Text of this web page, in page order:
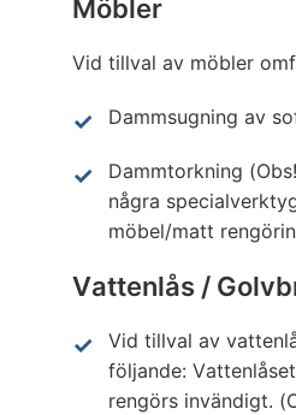
Möbler
Vid tillval av möbler
Dammsugning av
Dammtorkning
några
möbel/matt
Vattenlås /
Vid tillval av
följande:
rengörs invändigt.